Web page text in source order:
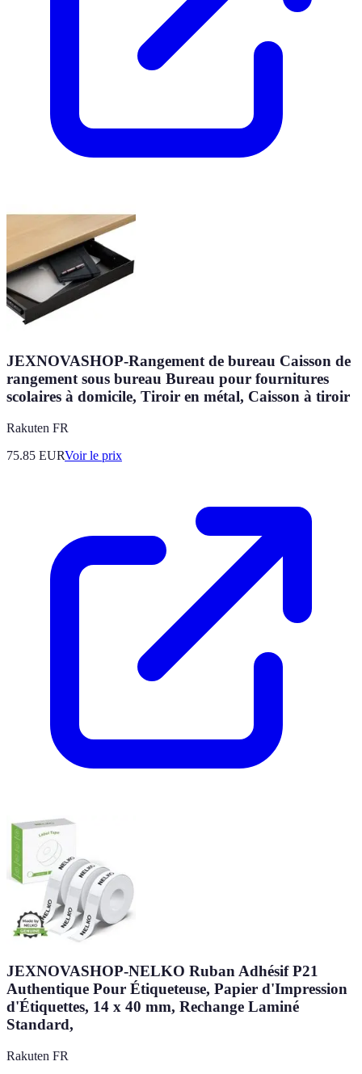
JEXNOVASHOP-Rangement de bureau Caisson de
rangement sous bureau Bureau pour fournitures
scolaires à domicile, Tiroir en métal, Caisson à tiroir
Rakuten FR
75.85 EURVoir le prix
JEXNOVASHOP-NELKO Ruban Adhésif P21
Authentique Pour Étiqueteuse, Papier d'Impression
d'Étiquettes, 14 x 40 mm, Rechange Laminé
Standard,
Rakuten FR